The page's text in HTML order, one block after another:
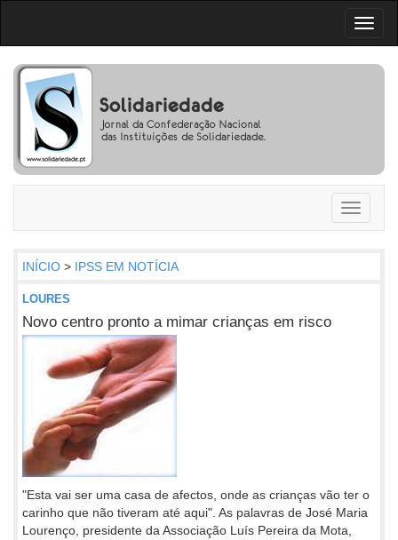
Toggle
INÍCIO > IPSS EM NOTÍCIA
LOURES
Novo centro pronto a mimar crianças em risco
"Esta vai ser uma casa de afectos, onde as crianças vão ter o
carinho que não tiveram até aqui". As palavras de José Maria
Lourenço, presidente da Associação Luís Pereira da Mota,